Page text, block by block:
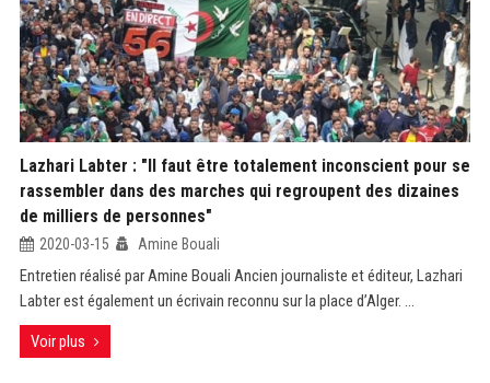
Lazhari Labter : "Il faut être totalement inconscient pour se
rassembler dans des marches qui regroupent des dizaines
de milliers de personnes"
2020-03-15 Amine Bouali
Entretien réalisé par Amine Bouali Ancien journaliste et éditeur, Lazhari
Labter est également un écrivain reconnu sur la place d’Alger. ...
Voir plus